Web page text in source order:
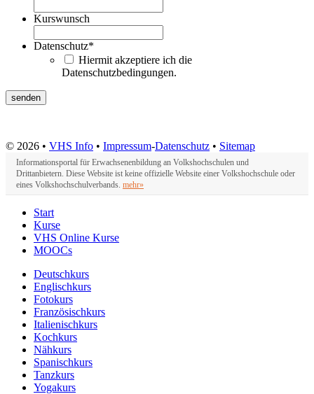
Kurswunsch
Datenschutz*
Hiermit akzeptiere ich die
Datenschutzbedingungen.
© 2026 • VHS Info • Impressum-Datenschutz • Sitemap
Informationsportal für Erwachsenenbildung an Volkshochschulen und
Drittanbietern. Diese Website ist keine offizielle Website einer Volkshochschule oder
eines Volkshochschulverbands. mehr»
Start
Kurse
VHS Online Kurse
MOOCs
Deutschkurs
Englischkurs
Fotokurs
Französischkurs
Italienischkurs
Kochkurs
Nähkurs
Spanischkurs
Tanzkurs
Yogakurs